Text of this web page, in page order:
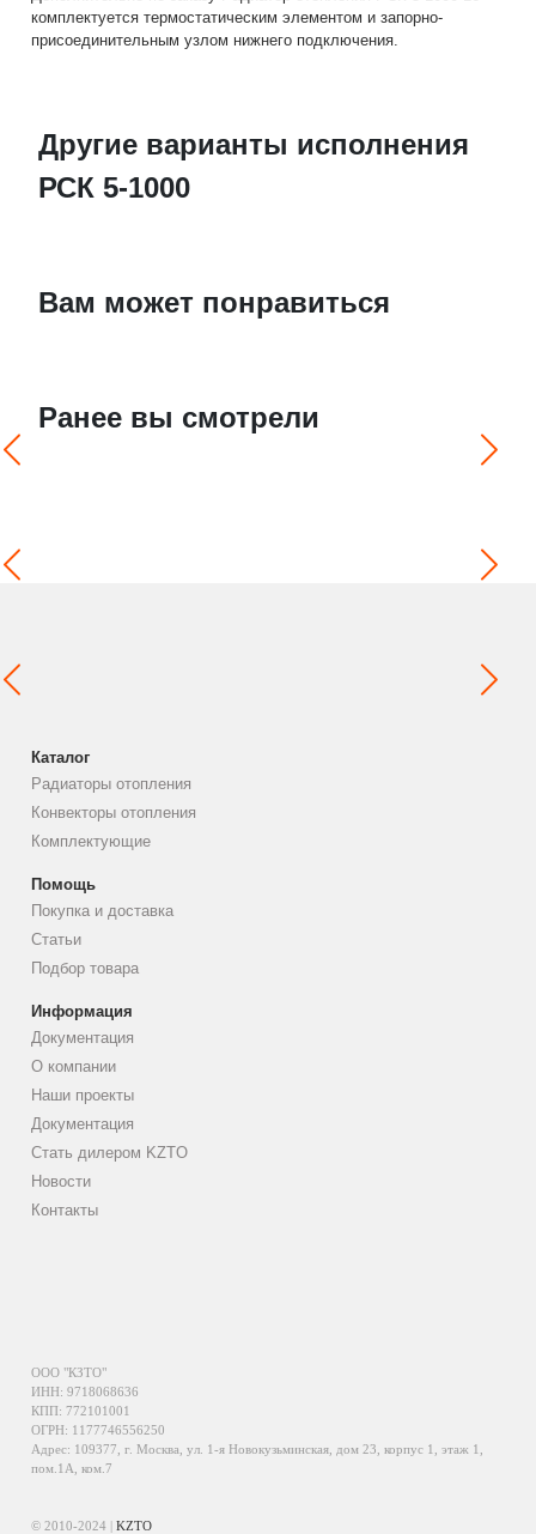
комплектуется термостатическим элементом и запорно-
присоединительным узлом нижнего подключения.
Другие варианты исполнения
РСК 5-1000
Вам может понравиться
Ранее вы смотрели
Каталог
Радиаторы отопления
Конвекторы отопления
Комплектующие
Помощь
Покупка и доставка
Статьи
Подбор товара
Информация
Документация
О компании
Наши проекты
Документация
Стать дилером KZTO
Новости
Контакты
ООО "КЗТО"
ИНН: 9718068636
КПП: 772101001
ОГРН: 1177746556250
Адрес: 109377, г. Москва, ул. 1-я Новокузьминская, дом 23, корпус 1, этаж 1,
пом.1А, ком.7
© 2010-2024 |KZTO